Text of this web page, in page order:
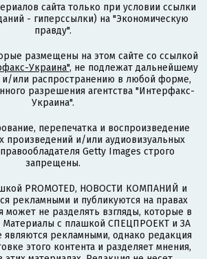
сайта только при условии ссылки
- гиперссылки) на "Экономическую
правду".
размещены на этом сайте со ссылкой
Украина", не подлежат дальнейшему
или распространению в любой форме,
разрешения агентства "Интерфакс-
Украина".
перепечатка и воспроизведение
произведений и/или аудиовизуальных
Getty Images строго
запрещены.
PROMOTED, НОВОСТИ КОМПАНИЙ и
рекламными и публикуются на правах
может не разделять взгляды, которые в
Материалы с плашкой СПЕЦПРОЕКТ и ЗА
рекламными, однако редакция
этого контента и разделяет мнения,